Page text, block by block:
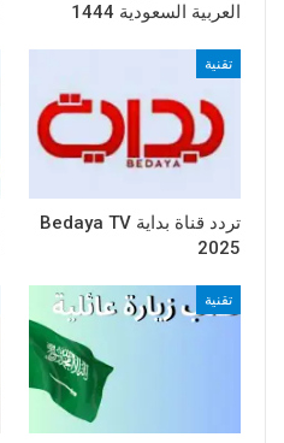
العربية السعودية 1444
تقنية
تردد قناة بداية Bedaya TV
2025
تقنية